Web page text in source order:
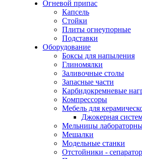
Огневой припас
Капсель
Стойки
Плиты огнеупорные
Подставки
Оборудование
Боксы для напыления
Глиномялки
Заливочные столы
Запасные части
Карбидокремневые
Компрессоры
Мебель для
Джокерная
Мельницы
Мешалки
Модельные станки
Отстойники -